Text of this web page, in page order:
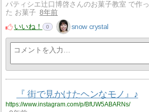
パティシエ辻口博啓さんのお菓子教室 で作っ
た お菓子 8年前
いいね！
0 snow crystal
『 街で見かけたヘンなモノ』♪
https://www.instagram.com/p/BfUW5ABARNs/